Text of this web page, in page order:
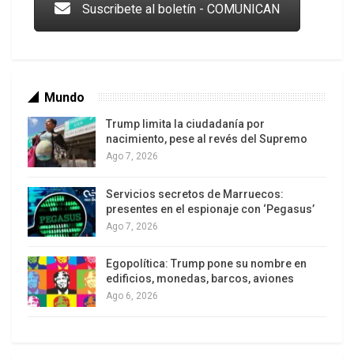
Los latinos le van dando la espalda a Trump
Suscribete al boletín - COMUNICAN
Mundo
Trump limita la ciudadanía por
nacimiento, pese al revés del Supremo
Ago 7, 2026
Servicios secretos de Marruecos:
presentes en el espionaje con ‘Pegasus’
Ago 7, 2026
Egopolítica: Trump pone su nombre en
edificios, monedas, barcos, aviones
Ago 6, 2026